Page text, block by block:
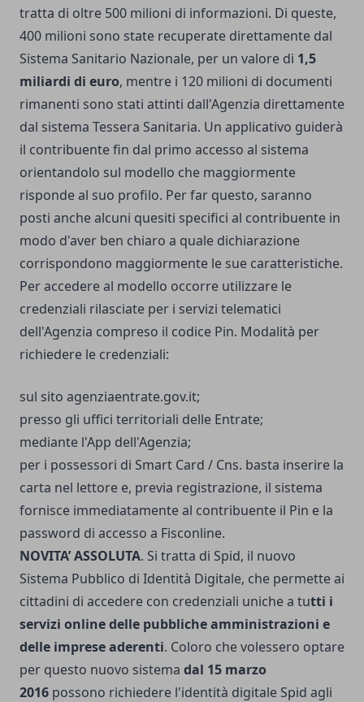
tratta di oltre 500 milioni di informazioni. Di queste,
400 milioni sono state recuperate direttamente dal
Sistema Sanitario Nazionale, per un valore di 1,5
miliardi di euro, mentre i 120 milioni di documenti
rimanenti sono stati attinti dall'Agenzia direttamente
dal sistema Tessera Sanitaria. Un applicativo guiderà
il contribuente fin dal primo accesso al sistema
orientandolo sul modello che maggiormente
risponde al suo profilo. Per far questo, saranno
posti anche alcuni quesiti specifici al contribuente in
modo d'aver ben chiaro a quale dichiarazione
corrispondono maggiormente le sue caratteristiche.
Per accedere al modello occorre utilizzare le
credenziali rilasciate per i servizi telematici
dell'Agenzia compreso il codice Pin. Modalità per
richiedere le credenziali:
sul sito agenziaentrate.gov.it;
presso gli uffici territoriali delle Entrate;
mediante l'App dell'Agenzia;
per i possessori di Smart Card / Cns. basta inserire la
carta nel lettore e, previa registrazione, il sistema
fornisce immediatamente al contribuente il Pin e la
password di accesso a Fisconline.
NOVITA’ ASSOLUTA. Si tratta di Spid, il nuovo
Sistema Pubblico di Identità Digitale, che permette ai
cittadini di accedere con credenziali uniche a tutti i
servizi online delle pubbliche amministrazioni e
delle imprese aderenti. Coloro che volessero optare
per questo nuovo sistema dal 15 marzo
2016 possono richiedere l'identità digitale Spid agli